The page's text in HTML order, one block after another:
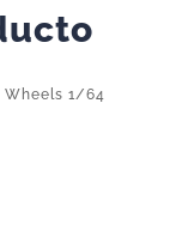
Wheels 1/64